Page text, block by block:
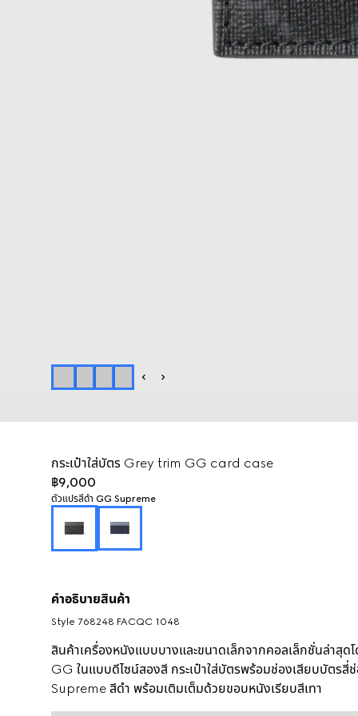
กระเป๋าใส่บัตร Grey trim GG card case
฿9,000
ตัวแปรสีดำ GG Supreme
คำอธิบายสินค้า
Style ‎768248 FACQC 1048
สินค้าเครื่องหนังแบบบางและขนาดเล็กจากคอลเล็กชั่นล่า
GG ในแบบดีไซน์สองสี กระเป๋าใส่บัตรพร้อมช่องเสียบบัตรสี่
Supreme สีดำ พร้อมเติมเต็มด้วยขอบหนังเรียบสีเทา